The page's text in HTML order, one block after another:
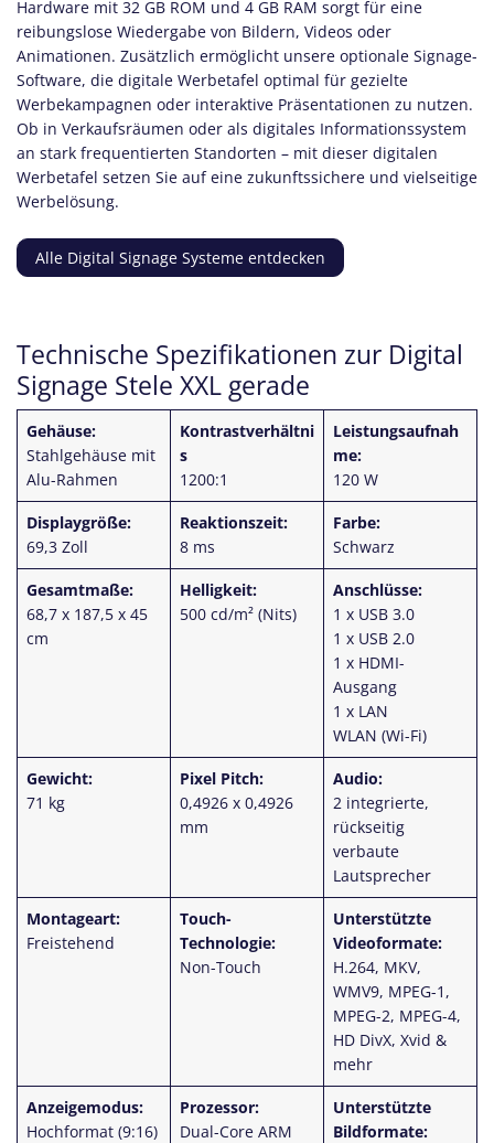
Hardware mit 32 GB ROM und 4 GB RAM sorgt für eine
reibungslose Wiedergabe von Bildern, Videos oder
Animationen. Zusätzlich ermöglicht unsere optionale Signage-
Software, die digitale Werbetafel optimal für gezielte
Werbekampagnen oder interaktive Präsentationen zu nutzen.
Ob in Verkaufsräumen oder als digitales Informationssystem
an stark frequentierten Standorten – mit dieser digitalen
Werbetafel setzen Sie auf eine zukunftssichere und vielseitige
Werbelösung.
Alle Digital Signage Systeme entdecken
Technische Spezifikationen zur Digital
Signage Stele XXL gerade
Gehäuse:
Stahlgehäuse mit
Alu-Rahmen
Kontrastverhältni
s
1200:1
Leistungsaufnah
me:
120 W
Displaygröße:
69,3 Zoll
Reaktionszeit:
8 ms
Farbe:
Schwarz
Gesamtmaße:
68,7 x 187,5 x 45
cm
Helligkeit:
500 cd/m² (Nits)
Anschlüsse:
1 x USB 3.0
1 x USB 2.0
1 x HDMI-
Ausgang
1 x LAN
WLAN (Wi-Fi)
Gewicht:
71 kg
Pixel Pitch:
0,4926 x 0,4926
mm
Audio:
2 integrierte,
rückseitig
verbaute
Lautsprecher
Montageart:
Freistehend
Touch-
Technologie:
Non-Touch
Unterstützte
Videoformate:
H.264, MKV,
WMV9, MPEG-1,
MPEG-2, MPEG-4,
HD DivX, Xvid &
mehr
Anzeigemodus:
Hochformat (9:16)
Prozessor:
Dual-Core ARM
Unterstützte
Bildformate: